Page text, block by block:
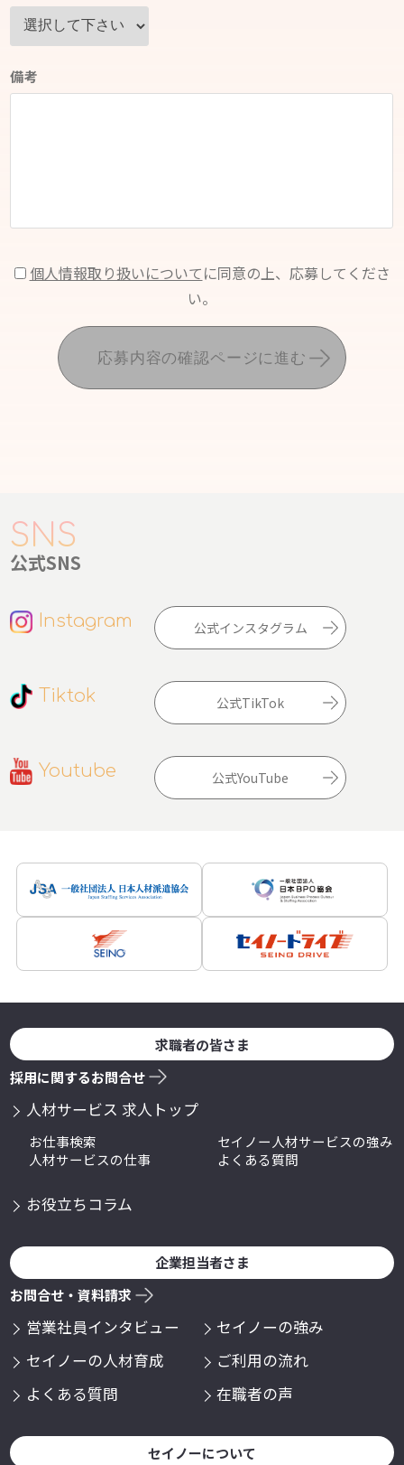
備考
個人情報取り扱いについてに同意の上、応募してくださ
い。
応募内容の確認ページに進む
公式SNS
Instagram 公式インスタグラム
Tiktok 公式TikTok
Youtube 公式YouTube
求職者の皆さま
採用に関するお問合せ
人材サービス 求人トップ
お仕事検索
セイノー人材サービスの強み
人材サービスの仕事
よくある質問
お役立ちコラム
企業担当者さま
お問合せ・資料請求
営業社員インタビュー
セイノーの強み
セイノーの人材育成
ご利用の流れ
よくある質問
在職者の声
セイノーについて